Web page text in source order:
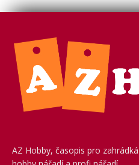
AZ Hobby, časopis pro